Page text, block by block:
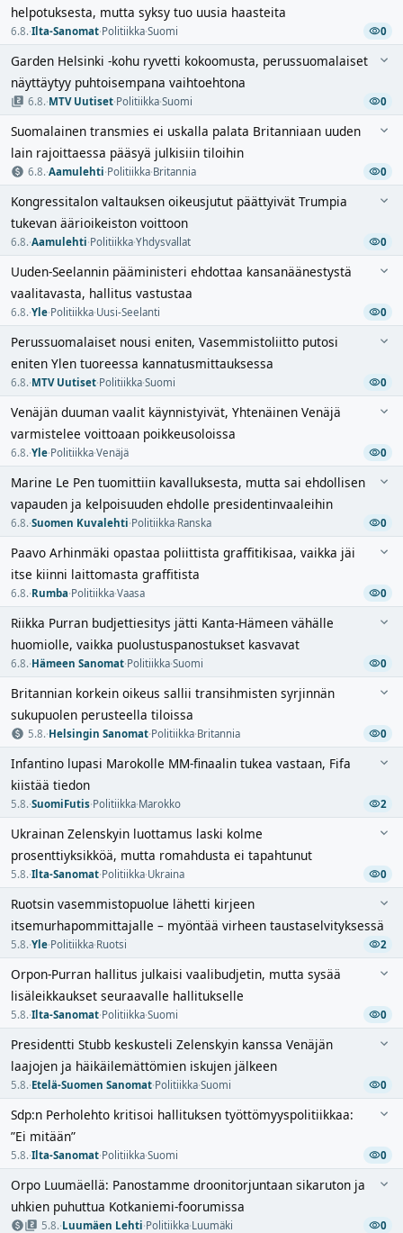
helpotuksesta, mutta syksy tuo uusia haasteita
6.8.·Ilta-Sanomat·Politiikka·Suomi 0
Garden Helsinki -kohu ryvetti kokoomusta, perussuomalaiset
näyttäytyy puhtoisempana vaihtoehtona
6.8.·MTV Uutiset·Politiikka·Suomi 0
Suomalainen transmies ei uskalla palata Britanniaan uuden
lain rajoittaessa pääsyä julkisiin tiloihin
6.8.·Aamulehti·Politiikka·Britannia 0
Kongressitalon valtauksen oikeusjutut päättyivät Trumpia
tukevan äärioikeiston voittoon
6.8.·Aamulehti·Politiikka·Yhdysvallat 0
Uuden-Seelannin pääministeri ehdottaa kansanäänestystä
vaalitavasta, hallitus vastustaa
6.8.·Yle·Politiikka·Uusi-Seelanti 0
Perussuomalaiset nousi eniten, Vasemmistoliitto putosi
eniten Ylen tuoreessa kannatusmittauksessa
6.8.·MTV Uutiset·Politiikka·Suomi 0
Venäjän duuman vaalit käynnistyivät, Yhtenäinen Venäjä
varmistelee voittoaan poikkeusoloissa
6.8.·Yle·Politiikka·Venäjä 0
Marine Le Pen tuomittiin kavalluksesta, mutta sai ehdollisen
vapauden ja kelpoisuuden ehdolle presidentinvaaleihin
6.8.·Suomen Kuvalehti·Politiikka·Ranska 0
Paavo Arhinmäki opastaa poliittista graffitikisaa, vaikka jäi
itse kiinni laittomasta graffitista
6.8.·Rumba·Politiikka·Vaasa 0
Riikka Purran budjettiesitys jätti Kanta-Hämeen vähälle
huomiolle, vaikka puolustuspanostukset kasvavat
6.8.·Hämeen Sanomat·Politiikka·Suomi 0
Britannian korkein oikeus sallii transihmisten syrjinnän
sukupuolen perusteella tiloissa
5.8.·Helsingin Sanomat·Politiikka·Britannia 0
Infantino lupasi Marokolle MM-finaalin tukea vastaan, Fifa
kiistää tiedon
5.8.·SuomiFutis·Politiikka·Marokko 2
Ukrainan Zelenskyin luottamus laski kolme
prosenttiyksikköä, mutta romahdusta ei tapahtunut
5.8.·Ilta-Sanomat·Politiikka·Ukraina 0
Ruotsin vasemmistopuolue lähetti kirjeen
itsemurhapommittajalle – myöntää virheen taustaselvityksessä
5.8.·Yle·Politiikka·Ruotsi 2
Orpon-Purran hallitus julkaisi vaalibudjetin, mutta sysää
lisäleikkaukset seuraavalle hallitukselle
5.8.·Ilta-Sanomat·Politiikka·Suomi 0
Presidentti Stubb keskusteli Zelenskyin kanssa Venäjän
laajojen ja häikäilemättömien iskujen jälkeen
5.8.·Etelä-Suomen Sanomat·Politiikka·Suomi 0
Sdp:n Perholehto kritisoi hallituksen työttömyyspolitiikkaa:
”Ei mitään”
5.8.·Ilta-Sanomat·Politiikka·Suomi 0
Orpo Luumäellä: Panostamme droonitorjuntaan sikaruton ja
uhkien puhuttua Kotkaniemi-foorumissa
5.8.·Luumäen Lehti·Politiikka·Luumäki 0